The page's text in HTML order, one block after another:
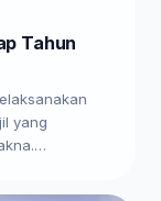
Tahun
yang